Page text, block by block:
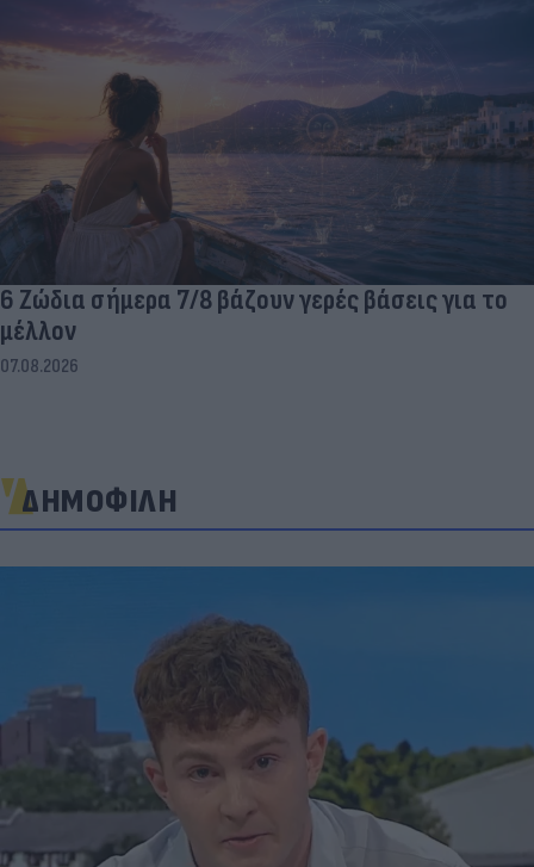
6 Ζώδια σήμερα 7/8 βάζουν γερές βάσεις για το
μέλλον
07.08.2026
ΔΗΜΟΦΙΛΗ